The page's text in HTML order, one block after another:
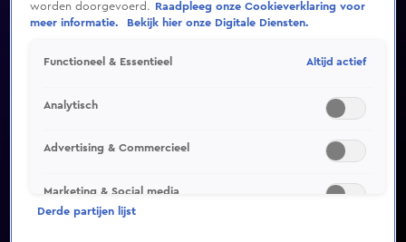
Video helaas niet gevonden
worden doorgevoerd.
Raadpleeg onze Cookieverklaring voor
meer informatie.
Bekijk hier onze Digitale Diensten.
Functioneel & Essentieel Altijd actief
Analytisch
Advertising & Commercieel
Marketing & Social media
Derde partijen lijst